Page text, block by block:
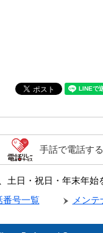
土日・祝日・年末年始
手話で電話する
番号一覧 メンテ